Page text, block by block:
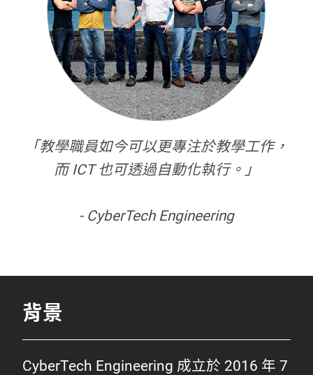
「教學職員如今可以更專注於教學工作，
而 ICT 也可透過自動化執行。」
- CyberTech Engineering
背景
CyberTech Engineering 成立於 2016 年 7